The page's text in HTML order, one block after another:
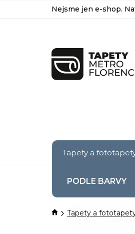
na
Nejsme jen e-shop.
Tapety a
PODLE BARVY
DomůTapety a